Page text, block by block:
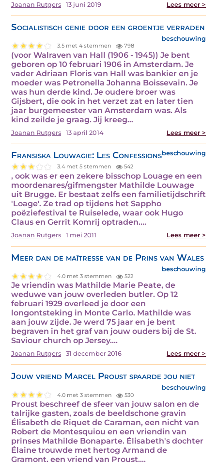
Joanan Rutgers 13 juni 2019 Lees meer >
Socialistisch genie door een groentje verraden
beschouwing
3.5 met 4 stemmen 798
(voor Walraven van Hall (1906 - 1945)) Je bent
geboren op 10 februari 1906 in Amsterdam. Je
vader Adriaan Floris van Hall was bankier en je
moeder was Petronella Johanna Boissevain. Je
was hun derde kind. Je oudere broer was
Gijsbert, die ook in het verzet zat en later tien
jaar burgemeester van Amsterdam was. Als
kind zeilde je graag. Jij kreeg…
Joanan Rutgers 13 april 2014 Lees meer >
Fransiska Louwagie: Les Confessionsbeschouwing
3.4 met 5 stemmen 542
, ook was er een zekere bisschop Louage en een
moordenares/gifmengster Mathilde Louwage
uit Brugge. Er bestaat zelfs een familietijdschrift
'Loage'. Ze trad op tijdens het Sappho
poëziefestival te Ruiselede, waar ook Hugo
Claus en Gerrit Komrij optraden.…
Joanan Rutgers 1 mei 2011 Lees meer >
Meer dan de maîtresse van de Prins van Wales
beschouwing
4.0 met 3 stemmen 522
Je vriendin was Mathilde Marie Peate, de
weduwe van jouw overleden butler. Op 12
februari 1929 overleed je door een
longontsteking in Monte Carlo. Mathilde was
aan jouw zijde. Je werd 75 jaar en je bent
begraven in het graf van jouw ouders bij de St.
Saviour church op Jersey.…
Joanan Rutgers 31 december 2016 Lees meer >
Jouw vriend Marcel Proust spaarde jou niet
beschouwing
4.0 met 3 stemmen 530
Proust beschreef de sfeer van jouw salon en de
talrijke gasten, zoals de beeldschone gravin
Élisabeth de Riquet de Caraman, een nicht van
Robert de Montesquiou en een vriendin van
prinses Mathilde Bonaparte. Élisabeth's dochter
Élaine trouwde met hertog Armand de
Gramont, een vriend van Proust.…